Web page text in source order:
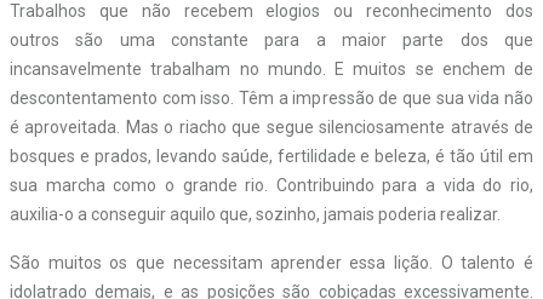
Trabalhos que não recebem elogios ou reconhecimento dos
outros são uma constante para a maior parte dos que
incansavelmente trabalham no mundo. E muitos se enchem de
descontentamento com isso. Têm a impressão de que sua vida não
é aproveitada. Mas o riacho que segue silenciosamente através de
bosques e prados, levando saúde, fertilidade e beleza, é tão útil em
sua marcha como o grande rio. Contribuindo para a vida do rio,
auxilia-o a conseguir aquilo que, sozinho, jamais poderia realizar.
São muitos os que necessitam aprender essa lição. O talento é
idolatrado demais, e as posições são cobiçadas excessivamente.